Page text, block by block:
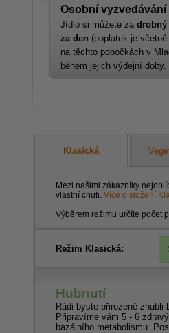
Osobní vyzvedávání
Jídlo si můžete za drobný
za den (poplatek je včetně
na těchto pobočkách v
během jejich výdejní doby.
Klasická
Mezi našimi zákazníky
vlastní chuti. Více o složení
Výběrem režimu určíte počet
Režim Klasická:
Hubnutí
Rádi byste přirozeně zhubli
Připravíme vám 5 - 6
bazálního metabolismu.